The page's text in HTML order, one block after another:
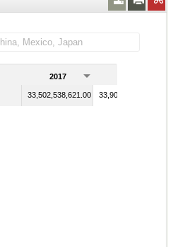
2017
33,502,538,621.00 33,903,662,791.00